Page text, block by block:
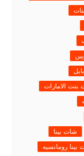
بنت الامارات
شات بينا
بينا رومانسيه